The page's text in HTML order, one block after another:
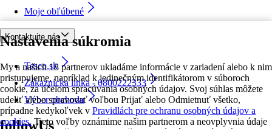
Nastavenia súkromia
My a našich 18 partnerov ukladáme informácie v zariadení alebo k nim
pristupujeme, napríklad k jedinečným identifikátorom v súboroch
cookie, za účelom spracúvania osobných údajov. Svoj súhlas môžete
udeliť alebo spravovať voľbou Prijať alebo Odmietnuť všetko,
prípadne kedykoľvek v Pravidlách pre ochranu osobných údajov a
cookies. Tieto voľby oznámime našim partnerom a neovplyvnia údaje
Moje obľúbené
Kontaktujte nás
Tesco.sk
Zákaznícka linka - 0800222333
Výber obchodu
followUs